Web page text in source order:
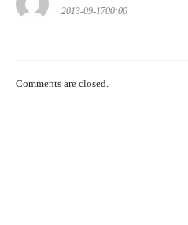
示:
2013-09-1700:00
Comments are closed.